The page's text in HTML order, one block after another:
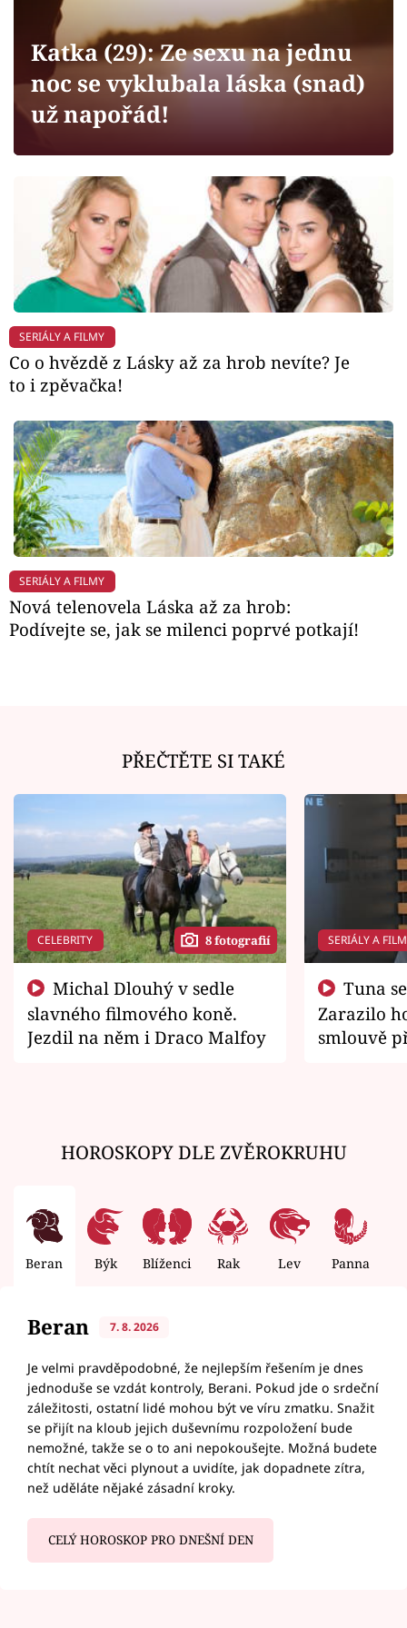
Sledujte prima+
Filmový festival Karlovy Vary
Mámy sobě
Přihlášení
Sledujte nás
Katka (29): Ze sexu na jednu
noc se vyklubala láska (snad)
už napořád!
SERIÁLY A FILMY
Co o hvězdě z Lásky až za hrob nevíte? Je
to i zpěvačka!
SERIÁLY A FILMY
Nová telenovela Láska až za hrob:
Podívejte se, jak se milenci poprvé potkají!
PŘEČTĚTE SI TAKÉ
CELEBRITY 8 fotografií
slavného filmového koně.
Jezdil na něm i Draco Malfoy
SERIÁLY A
Zarazilo
smlouvě
HOROSKOPY DLE ZVĚROKRUHU
Beran Býk Blíženci Rak Lev Panna
Beran 7. 8. 2026
Je velmi pravděpodobné, že nejlepším řešením je dnes
jednoduše se vzdát kontroly, Berani. Pokud jde o srdeční
záležitosti, ostatní lidé mohou být ve víru zmatku. Snažit
se přijít na kloub jejich duševnímu rozpoložení bude
nemožné, takže se o to ani nepokoušejte. Možná budete
chtít nechat věci plynout a uvidíte, jak dopadnete zítra,
než uděláte nějaké zásadní kroky.
CELÝ HOROSKOP PRO DNEŠNÍ DEN